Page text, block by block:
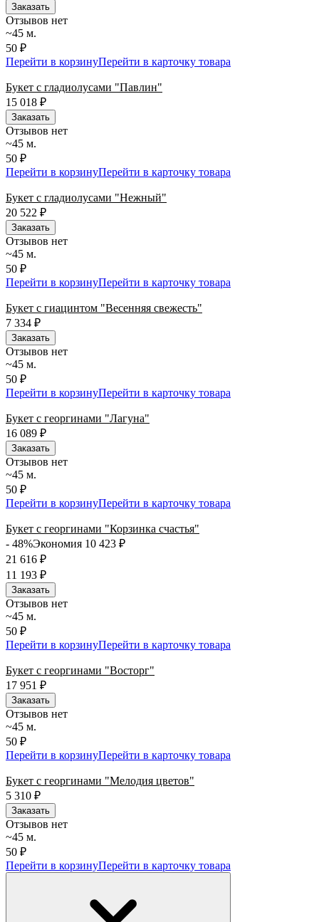
Заказать
Отзывов нет
~45 м.
50 ₽
Перейти в корзинуПерейти в карточку товара
Букет с гладиолусами "Павлин"
15 018 ₽
Заказать
Отзывов нет
~45 м.
50 ₽
Перейти в корзинуПерейти в карточку товара
Букет с гладиолусами "Нежный"
20 522 ₽
Заказать
Отзывов нет
~45 м.
50 ₽
Перейти в корзинуПерейти в карточку товара
Букет с гиацинтом "Весенняя свежесть"
7 334 ₽
Заказать
Отзывов нет
~45 м.
50 ₽
Перейти в корзинуПерейти в карточку товара
Букет с георгинами "Лагуна"
16 089 ₽
Заказать
Отзывов нет
~45 м.
50 ₽
Перейти в корзинуПерейти в карточку товара
Букет с георгинами "Корзинка счастья"
- 48%Экономия 10 423 ₽
21 616 ₽
11 193 ₽
Заказать
Отзывов нет
~45 м.
50 ₽
Перейти в корзинуПерейти в карточку товара
Букет с георгинами "Восторг"
17 951
₽
Заказать
Отзывов нет
~45 м.
50 ₽
Перейти в корзинуПерейти в карточку товара
Букет с георгинами "Мелодия цветов"
5 310 ₽
Заказать
Отзывов нет
~45 м.
50 ₽
Перейти в корзинуПерейти в карточку товара